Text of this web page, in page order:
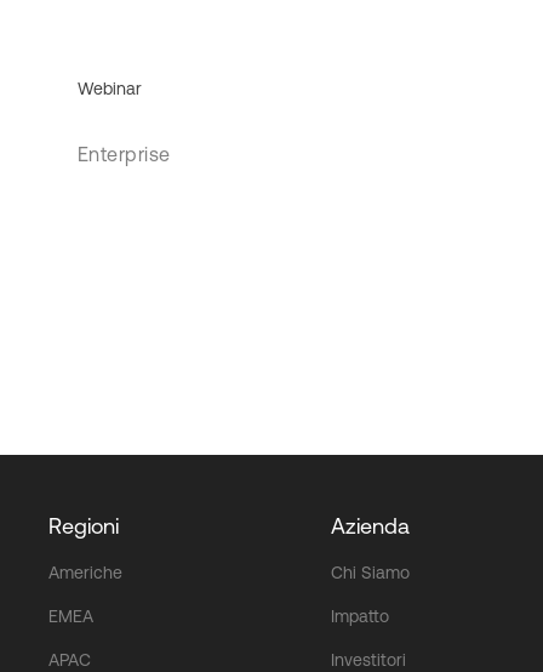
Webinar
Enterprise
Regioni
Americhe
EMEA
APAC
Azienda
Chi Siamo
Impatto
Investitori